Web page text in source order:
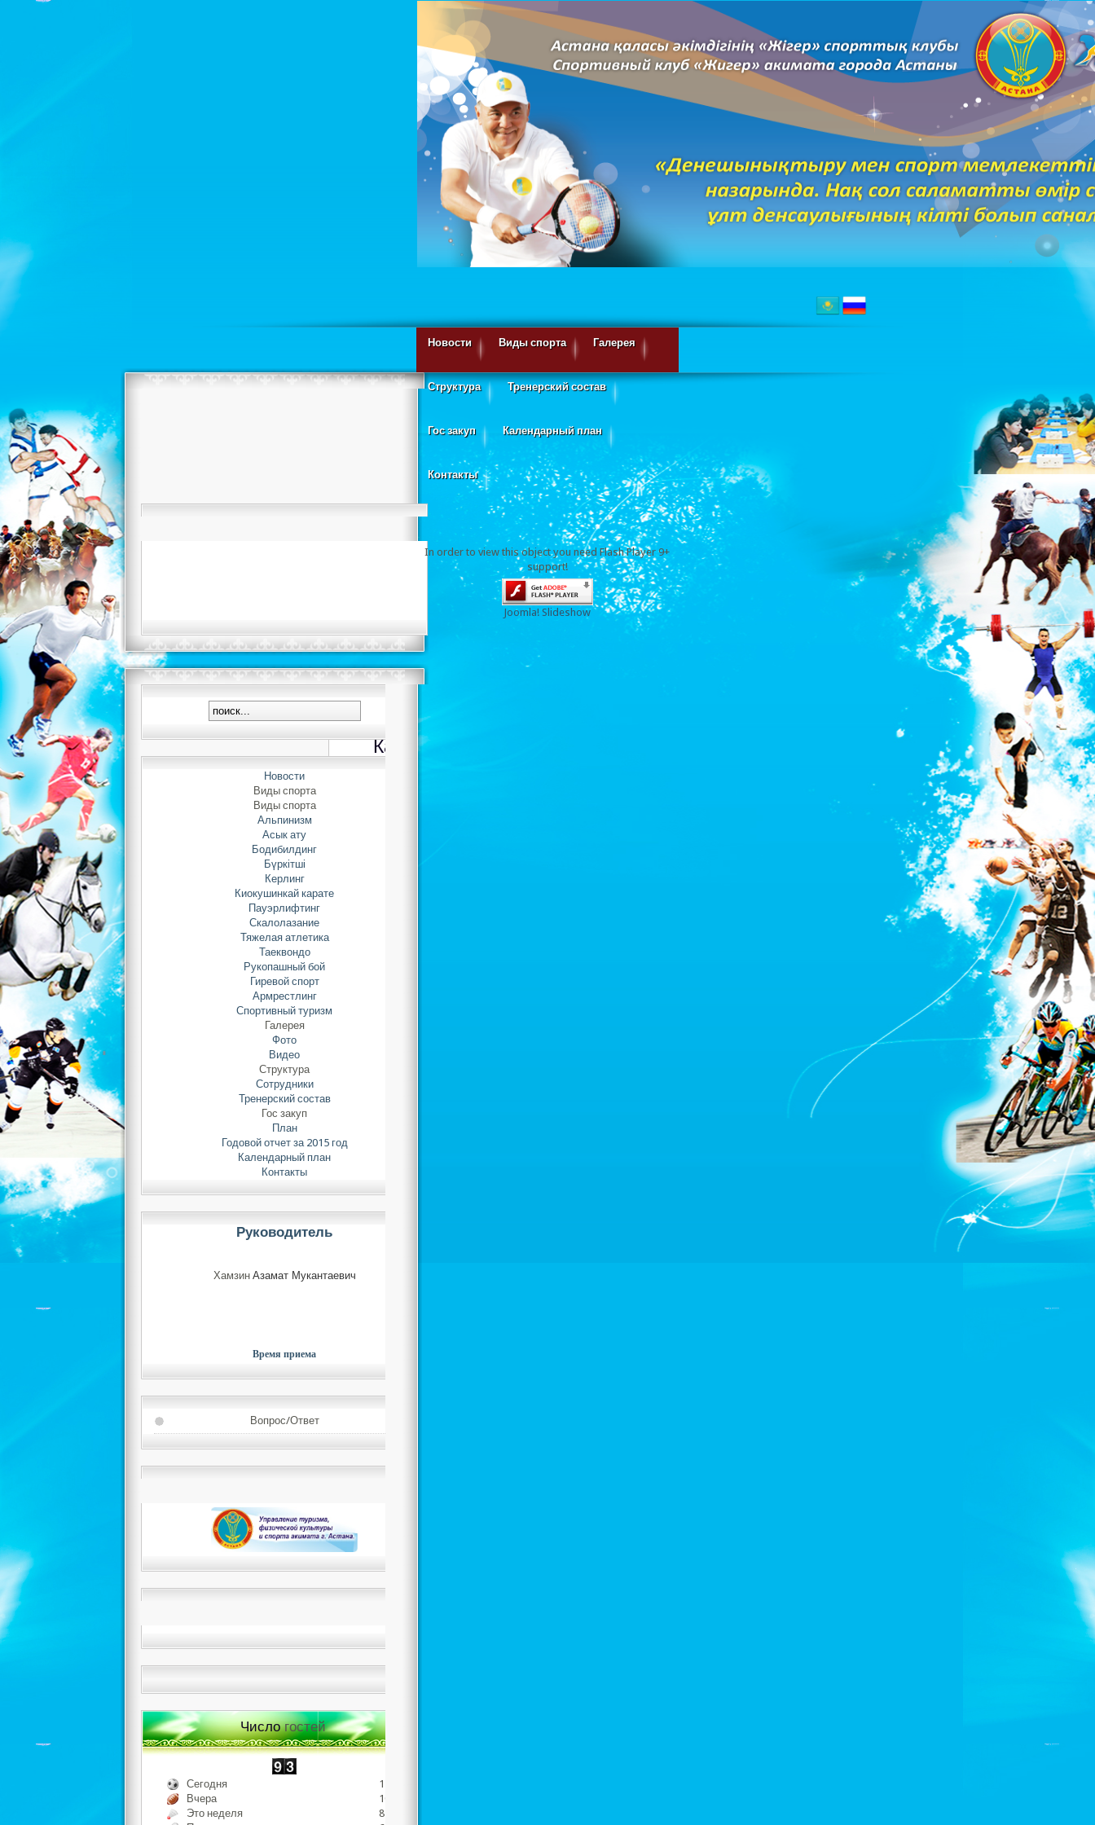
Новости Виды спорта Галерея
Структура Тренерский состав
Гос закуп Календарный план
Контакты
In order to view this object you need Flash Player 9+
support!
Joomla! Slideshow
Чемпионат Республики
Казахстан по тяжелой
Новости
Виды спорта
Виды спорта
Альпинизм
Асык ату
Бодибилдинг
Бүркітші
Керлинг
Киокушинкай карате
Пауэрлифтинг
Скалолазание
Тяжелая атлетика
Таеквондо
Рукопашный бой
Гиревой спорт
Армрестлинг
Спортивный туризм
Галерея
Фото
Видео
Структура
Сотрудники
Тренерский состав
Гос закуп
План
Годовой отчет за 2015 год
Календарный план
Контакты
Руководитель
Хамзин Азамат Мукантаевич
Время приема
Вопрос/Ответ
Числогостей
Сегодня
1126
Вчера
1028
Это неделя
8156